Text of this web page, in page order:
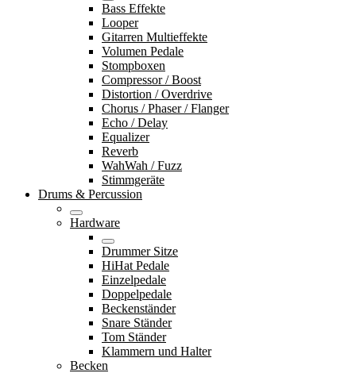
Bass Effekte
Looper
Gitarren Multieffekte
Volumen Pedale
Stompboxen
Compressor / Boost
Distortion / Overdrive
Chorus / Phaser / Flanger
Echo / Delay
Equalizer
Reverb
WahWah / Fuzz
Stimmgeräte
Drums & Percussion
Hardware
Drummer Sitze
HiHat Pedale
Einzelpedale
Doppelpedale
Beckenständer
Snare Ständer
Tom Ständer
Klammern und Halter
Becken